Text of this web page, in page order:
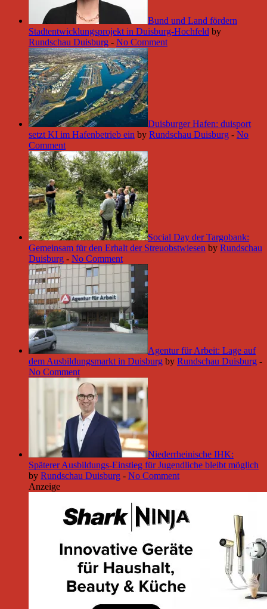
Bund und Land fördern
Stadtentwicklungsprojekt in Duisburg-Hochfeld by
Rundschau Duisburg - No Comment
Duisburger Hafen: duisport
setzt KI im Hafenbetrieb ein by Rundschau Duisburg - No
Comment
Social Day der Targobank:
Gemeinsam für den Erhalt der Streuobstwiesen by Rundschau
Duisburg - No Comment
Agentur für Arbeit: Lage auf
dem Ausbildungsmarkt in Duisburg by Rundschau Duisburg -
No Comment
Niederrheinische IHK:
Späterer Ausbildungs-Einstieg für Jugendliche bleibt möglich
by Rundschau Duisburg - No Comment
Anzeige